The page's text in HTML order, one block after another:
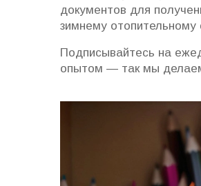
документов для
зимнему
Подписывайтесь на
опытом — так мы